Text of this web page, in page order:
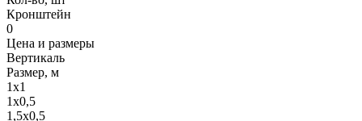
Кронштейн
0
Цена и размеры
Вертикаль
Размер, м
1х1
1х0,5
1,5х0,5